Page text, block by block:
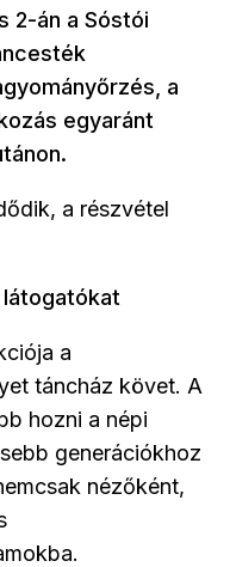
2-án a Sóstói
a
egyaránt
a részvétel
a
táncház követ. A
hozni a népi
generációkhoz
nézőként,